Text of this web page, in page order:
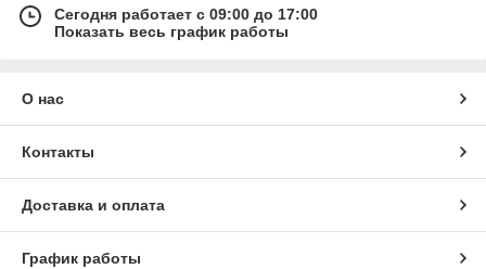
Сегодня работает с 09:00 до 17:00
Показать весь график работы
О нас
Контакты
Доставка и оплата
График работы